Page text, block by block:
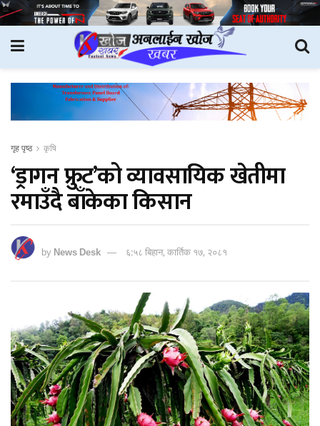
गृह पृष्ठ कृषि
‘ड्रागन फ्रुट’को व्यावसायिक खेतीमा
रमाउँदै बाँकेका किसान
byNews Desk ६:५८ बिहान, कार्तिक १७, २०८१